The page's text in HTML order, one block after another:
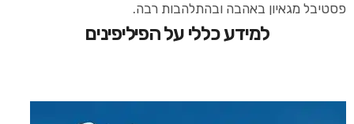
פסטיבל מגאיון באהבה ובהתלהבות רבה.
למידע כללי על הפיליפינים